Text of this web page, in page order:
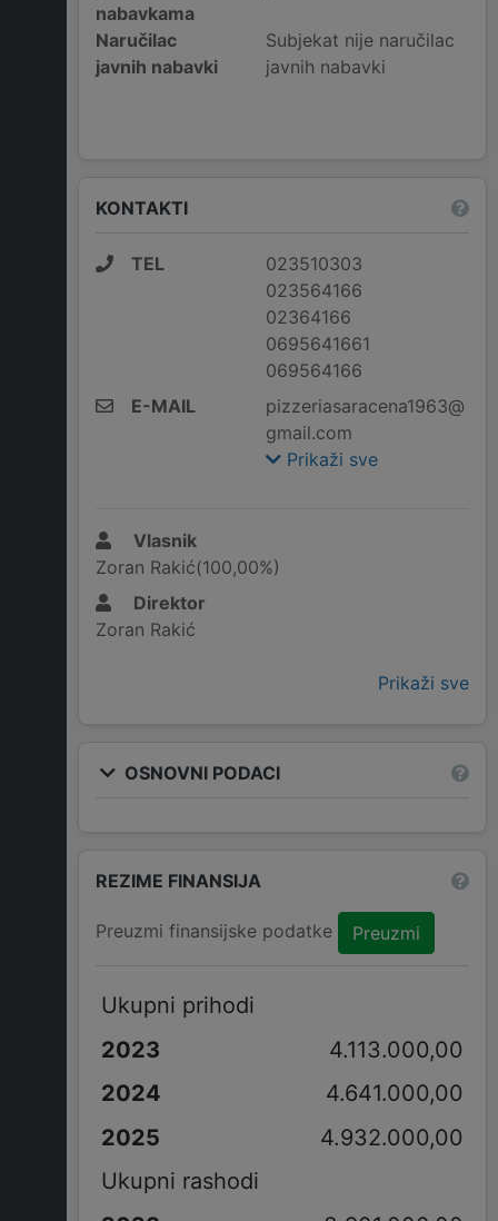
nabavkama
Naručilac
javnih nabavki
Subjekat nije naručilac
javnih nabavki
KONTAKTI
TEL
023510303
023564166
02364166
0695641661
069564166
E-MAIL
pizzeriasaracena1963@
gmail.com
Prikaži sve
Vlasnik
Zoran Rakić(100,00%)
Direktor
Zoran Rakić
Prikaži sve
OSNOVNI PODACI
REZIME FINANSIJA
Preuzmi finansijske podatke Preuzmi
Ukupni prihodi
4.113.000,00
4.641.000,00
4.932.000,00
Ukupni rashodi